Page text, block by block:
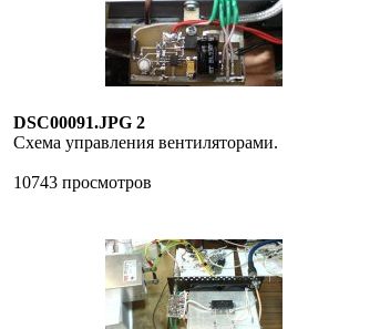
DSC00091.JPG 2
Схема управления вентиляторами.
10743 просмотров